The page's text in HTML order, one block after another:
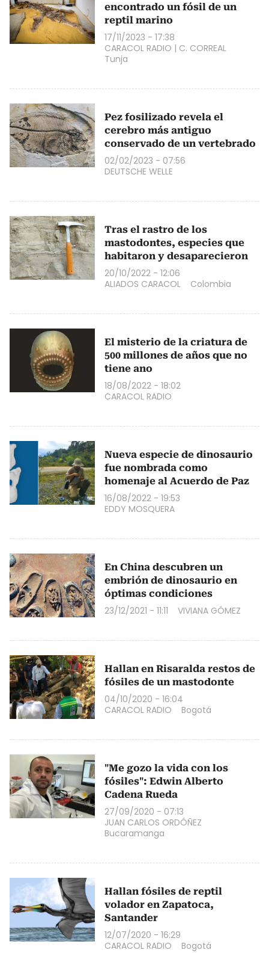
encontrado un fósil de un
reptil marino
17/11/2023 - 17:38
CARACOL RADIO | C. CORREAL
Tunja
Pez fosilizado revela el
cerebro más antiguo
conservado de un vertebrado
02/02/2023 - 07:56
DEUTSCHE WELLE
Tras el rastro de los
mastodontes, especies que
habitaron y desaparecieron
20/10/2022 - 12:06
ALIADOS CARACOL
Colombia
El misterio de la criatura de
500 millones de años que no
tiene ano
18/08/2022 - 18:02
CARACOL RADIO
Nueva especie de dinosaurio
fue nombrada como
homenaje al Acuerdo de Paz
16/08/2022 - 19:53
EDDY MOSQUERA
En China descubren un
embrión de dinosaurio en
óptimas condiciones
23/12/2021 - 11:11 VIVIANA GÓMEZ
Hallan en Risaralda restos de
fósiles de un mastodonte
04/10/2020 - 16:04
CARACOL RADIO
Bogotá
"Me gozo la vida con los
fósiles": Edwin Alberto
Cadena Rueda
27/09/2020 - 07:13
JUAN CARLOS ORDÓÑEZ
Bucaramanga
Hallan fósiles de reptil
volador en Zapatoca,
Santander
12/07/2020 - 16:29
CARACOL RADIO
Bogotá